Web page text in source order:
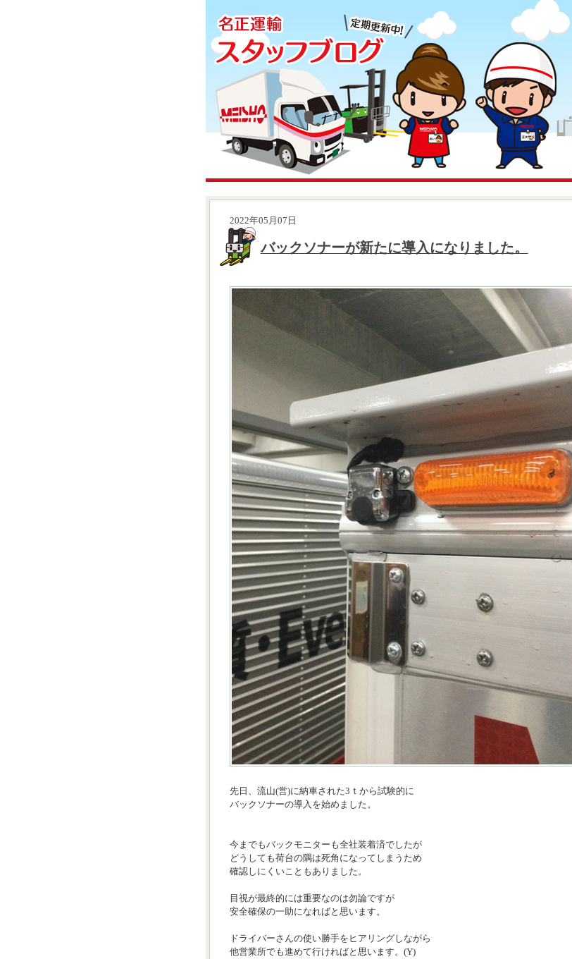
2022年05月07日
バックソナーが新たに導入になりました。
先日、流山(営)に納車された3ｔから試験的に
バックソナーの導入を始めました。
今までもバックモニターも全社装着済でしたが
どうしても荷台の隅は死角になってしまうため
確認しにくいこともありました。
目視が最終的には重要なのは勿論ですが
安全確保の一助になればと思います。
ドライバーさんの使い勝手をヒアリングしながら
他営業所でも進めて行ければと思います。(Y)